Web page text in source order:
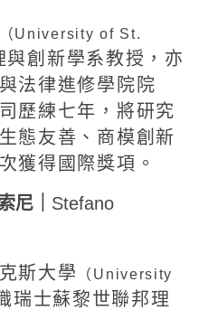
（University of St.
與創新學系教授，亦
法律進修學院院
歷練七年，將研究
態友善、商模創新
獲得國際獎項。
尼｜ Stefano
斯大學
（University
瑞士蘇黎世聯邦理